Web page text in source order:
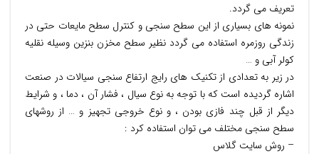
تعریف می گردد.
نمونه های بسیاری از این سطح سنجی و کنترل سطح مایعات حتی در
زندگی روزمره استفاده می گردد نظیر سطح مخزن بنزین وسیله نقلیه
کولر آبی و …
در زیر به تعدادی از تکنیک های رایج ارتفاع سنجی سیالات در صنعت
اشاره گردیده است که با توجه به نوع سیال ، فشار آن ، دما ، و شرایط
دیگر از قبل چند فازی بودن ، و نوع خروجی تجهیز و … از روشهای
سطح سنجی مختلف می توان استفاده کرد :
– روش سایت گلاس